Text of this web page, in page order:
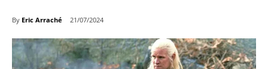
By Eric Arraché 21/07/2024